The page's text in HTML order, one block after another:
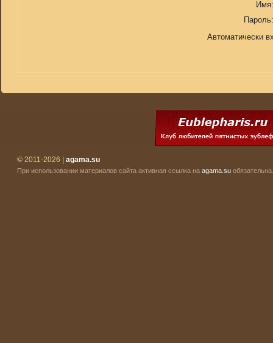
Имя:
Пароль:
Автоматически
© 2011-2026 | agama.su
При использовании материалов сайта активная ссылка на agama.su обязательна.